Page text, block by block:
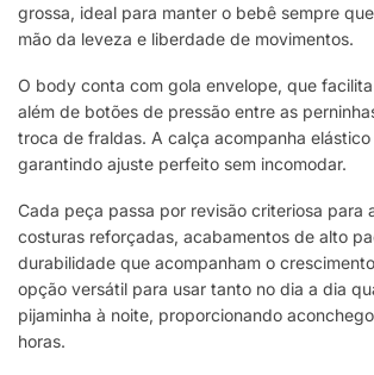
grossa, ideal para manter o bebê sempre
mão da leveza e liberdade de movimentos.
O body conta com gola envelope, que
além de botões de pressão entre as
troca de fraldas. A calça acompanha
garantindo ajuste perfeito sem incomodar.
Cada peça passa por revisão criteriosa para
costuras reforçadas, acabamentos de alto
durabilidade que acompanham o
opção versátil para usar tanto no dia a dia
pijaminha à noite, proporcionando
horas.